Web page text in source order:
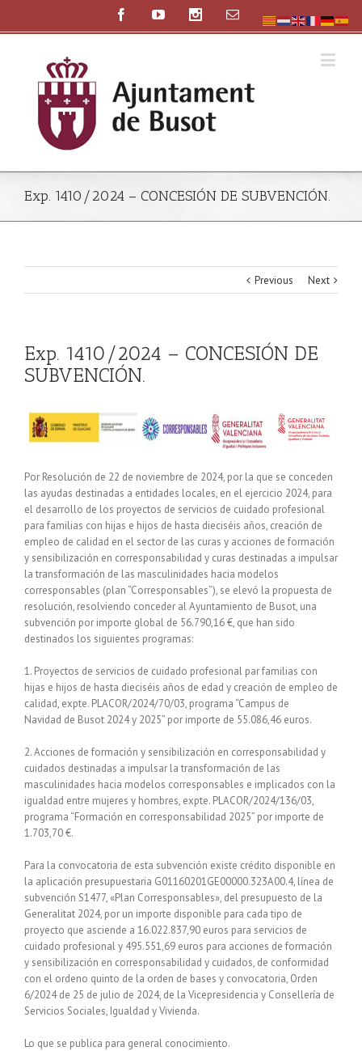
Exp. 1410/2024 – CONCESIÓN DE SUBVENCIÓN.
Previous Next
Exp. 1410/2024 – CONCESIÓN DE
SUBVENCIÓN.
Por Resolución de 22 de noviembre de 2024, por la que se conceden
las ayudas destinadas a entidades locales, en el ejercicio 2024, para
el desarrollo de los proyectos de servicios de cuidado profesional
para familias con hijas e hijos de hasta dieciséis años, creación de
empleo de calidad en el sector de las curas y acciones de formación
y sensibilización en corresponsabilidad y curas destinadas a impulsar
la transformación de las masculinidades hacia modelos
corresponsables (plan “Corresponsables”), se elevó la propuesta de
resolución, resolviendo conceder al Ayuntamiento de Busot, una
subvención por importe global de 56.790,16 €, que han sido
destinados los siguientes programas:
1. Proyectos de servicios de cuidado profesional par familias con
hijas e hijos de hasta dieciséis años de edad y creación de empleo de
calidad, expte. PLACOR/2024/70/03, programa “Campus de
Navidad de Busot 2024 y 2025” por importe de 55.086,46 euros.
2. Acciones de formación y sensibilización en corresponsabilidad y
cuidados destinadas a impulsar la transformación de las
masculinidades hacia modelos corresponsables e implicados con la
igualdad entre mujeres y hombres, expte. PLACOR/2024/136/03,
programa “Formación en corresponsabilidad 2025” por importe de
1.703,70 €.
Para la convocatoria de esta subvención existe crédito disponible en
la aplicación presupuestaria G01160201GE00000.323A00.4, línea de
subvención S1477, «Plan Corresponsables», del presupuesto de la
Generalitat 2024, por un importe disponible para cada tipo de
proyecto que asciende a 16.022.837,90 euros para servicios de
cuidado profesional y 495.551,69 euros para acciones de formación
y sensibilización en corresponsabilidad y cuidados, de conformidad
con el ordeno quinto de la orden de bases y convocatoria, Orden
6/2024 de 25 de julio de 2024, de la Vicepresidencia y Consellería de
Servicios Sociales, Igualdad y Vivienda.
Lo que se publica para general conocimiento.